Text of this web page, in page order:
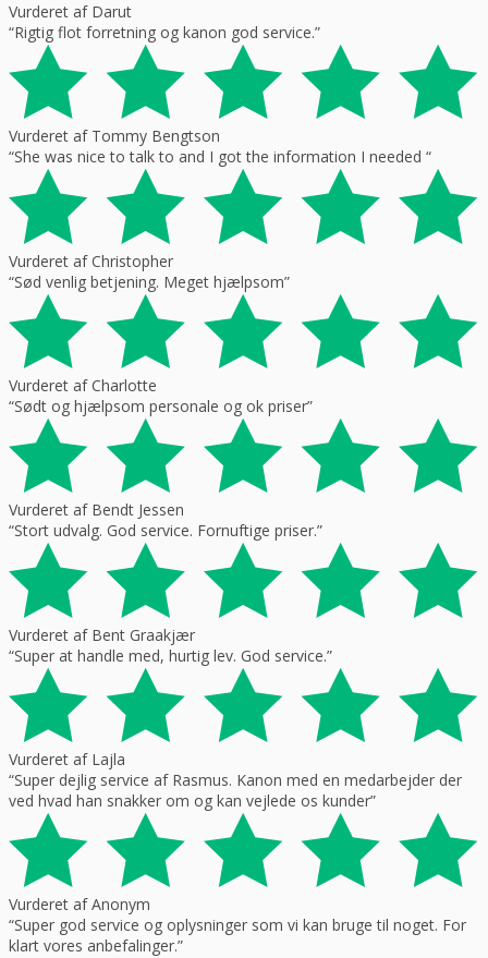
Vurderet af Darut
“Rigtig flot forretning og kanon god service.”
Vurderet af Tommy Bengtson
“She was nice to talk to and I got the information I needed “
Vurderet af Christopher
“Sød venlig betjening. Meget hjælpsom”
Vurderet af Charlotte
“Sødt og hjælpsom personale og ok priser”
Vurderet af Bendt Jessen
“Stort udvalg. God service. Fornuftige priser.”
Vurderet af Bent Graakjær
“Super at handle med, hurtig lev. God service.”
Vurderet af Lajla
“Super dejlig service af Rasmus. Kanon med en medarbejder der
ved hvad han snakker om og kan vejlede os kunder”
Vurderet af Anonym
“Super god service og oplysninger som vi kan bruge til noget. For
klart vores anbefalinger.”